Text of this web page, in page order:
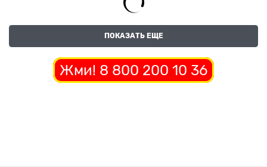
ПОКАЗАТЬ ЕЩЕ
Жми! 8 800 200 10 36